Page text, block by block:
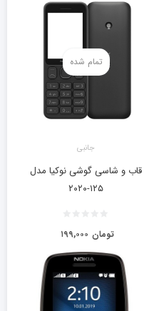
تمام شده
جانبی
قاب و شاسی گوشی نوکیا مدل
۱۲۵-۲۰۲۰
۱۹۹,۰۰۰ تومان